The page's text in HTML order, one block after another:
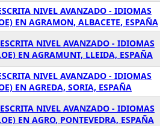
NIVEL AVANZADO - IDIOMAS
EN AGRAMON, ALBACETE, ESPAÑA
NIVEL AVANZADO - IDIOMAS
EN AGRAMUNT, LLEIDA, ESPAÑA
NIVEL AVANZADO - IDIOMAS
EN AGREDA, SORIA, ESPAÑA
NIVEL AVANZADO - IDIOMAS
EN AGRO, PONTEVEDRA, ESPAÑA